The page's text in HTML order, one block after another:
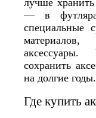
лучше
— в
специальные
сохранить
на долгие годы.
Где купить